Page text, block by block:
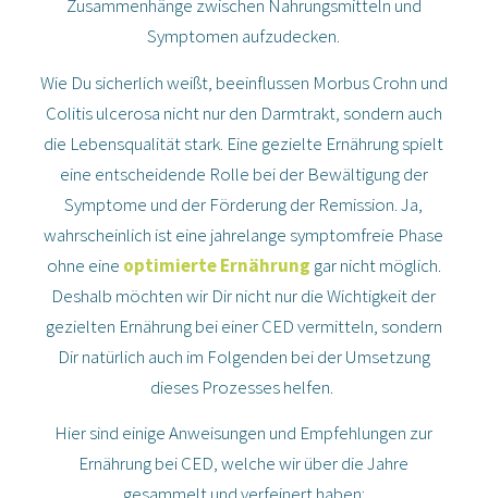
Zusammenhänge zwischen Nahrungsmitteln und
Symptomen aufzudecken.
Wie Du sicherlich weißt, beeinflussen Morbus Crohn und
Colitis ulcerosa nicht nur den Darmtrakt, sondern auch
die Lebensqualität stark. Eine gezielte Ernährung spielt
eine entscheidende Rolle bei der Bewältigung der
Symptome und der Förderung der Remission. Ja,
wahrscheinlich ist eine jahrelange symptomfreie Phase
ohne eine optimierte Ernährung gar nicht möglich.
Deshalb möchten wir Dir nicht nur die Wichtigkeit der
gezielten Ernährung bei einer CED vermitteln, sondern
Dir natürlich auch im Folgenden bei der Umsetzung
dieses Prozesses helfen.
Hier sind einige Anweisungen und Empfehlungen zur
Ernährung bei CED, welche wir über die Jahre